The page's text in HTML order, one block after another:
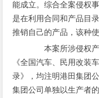
能成立。综合全案侵权
是在利用合同和产品目
推销自己的产品，该种
本案所涉侵权产
《全国汽车、民用改装
录》，均注明港田集团
集团公司单独以生产者